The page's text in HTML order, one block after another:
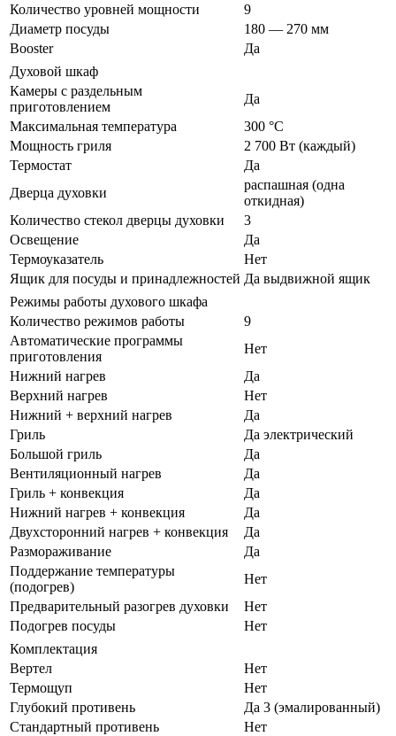
Количество уровней мощности
9
Диаметр посуды
180 — 270 мм
Booster
Да
Духовой шкаф
Камеры с раздельным
приготовлением
Да
Максимальная температура
300 °C
Мощность гриля
2 700 Вт (каждый)
Термостат
Да
Дверца духовки
распашная (одна
откидная)
Количество стекол дверцы духовки
3
Освещение
Да
Термоуказатель
Нет
Ящик для посуды и принадлежностей Да выдвижной ящик
Режимы работы духового шкафа
Количество режимов работы
9
Автоматические программы
приготовления
Нет
Нижний нагрев
Да
Верхний нагрев
Нет
Нижний + верхний нагрев
Да
Гриль
Да электрический
Большой гриль
Да
Вентиляционный нагрев
Да
Гриль + конвекция
Да
Нижний нагрев + конвекция
Да
Двухсторонний нагрев + конвекция
Да
Размораживание
Да
Поддержание температуры
(подогрев)
Нет
Предварительный разогрев духовки
Нет
Подогрев посуды
Нет
Комплектация
Вертел
Нет
Термощуп
Нет
Глубокий противень
Да 3 (эмалированный)
Стандартный противень
Нет